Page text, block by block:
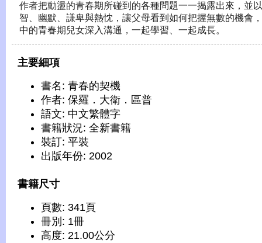
作者把動盪的青春期所碰到的各種問題一一揭露出來，並
智、幽默、謙卑與熱忱，讓父母看到如何把握無數的機會
中的青春期兒女深入溝通，一起學習、一起成長。
主要細項
書名: 青春的契機
作者: 保羅．大衛．區普
語文: 中文繁體字
書籍狀況: 全新書籍
裝訂: 平裝
出版年份: 2002
書籍尺寸
頁數: 341頁
冊別: 1冊
高度: 21.00公分